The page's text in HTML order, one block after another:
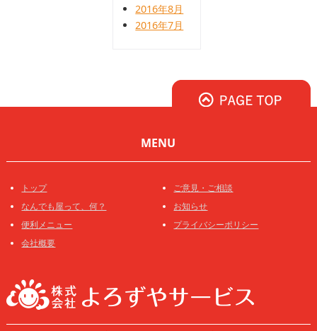
2016年8月
2016年7月
MENU
トップ
なんでも屋って、何？
便利メニュー
会社概要
ご意見・ご相談
お知らせ
プライバシーポリシー